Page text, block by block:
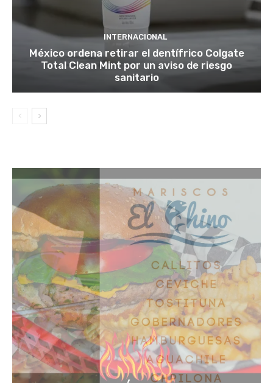
INTERNACIONAL
México ordena retirar el dentífrico Colgate
Total Clean Mint por un aviso de riesgo
sanitario